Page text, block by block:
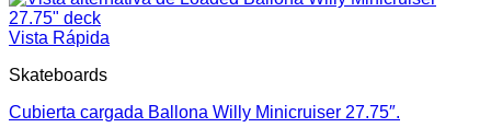
Vista Rápida
Skateboards
Cubierta cargada Ballona Willy Minicruiser 27.75″.